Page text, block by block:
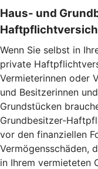
Haus- und
Wenn Sie selbst in
private
Vermieterinnen oder
und Besitzerinnen
Grundstücken
Grundbesitzer-
vor den finanziellen
Vermögensschäden,
in Ihrem vermieteten